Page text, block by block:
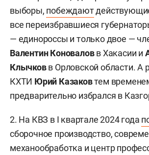
выборы, побеждают
все переизбравшиеся
— единороссы и только двое —
Валентин Коноваловв Хакасии и
Клычковв Орловской области. А
КХТИ Юрий Казаковтем
предварительно избрался в
2. На КВЗ в I квартале 2024 года
сборочное производство,
механообработка и центр